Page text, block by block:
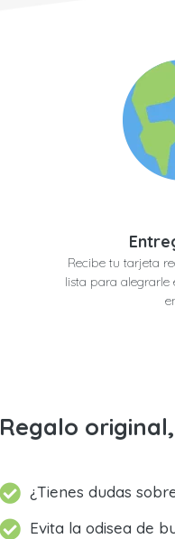
Recibe tu tarjeta
lista para alegrarle
Regalo
¿Tienes dudas
Evita la odisea de